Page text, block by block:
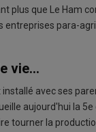
plus que Le Ham
entreprises para-
vie...
avec ses
aujourd'hui la
tourner la